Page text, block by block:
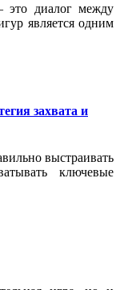
диалог между
является одним
захвата и
выстраивать
ключевые